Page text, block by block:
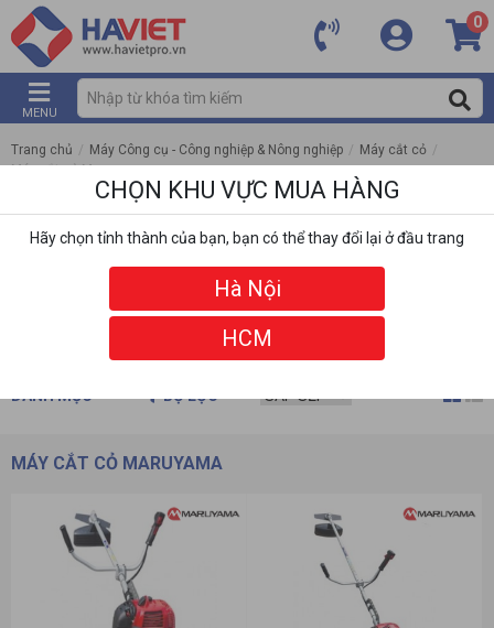
0
MENU
Trang chủ / Máy Công cụ - Công nghiệp & Nông nghiệp / Máy cắt cỏ /
Máy cắt cỏ Maruyama
DANH MỤC BỘ LỌC
MÁY CẮT CỎ MARUYAMA
CHỌN KHU VỰC MUA HÀNG
Hãy chọn tỉnh thành của bạn, bạn có thể thay đổi lại ở đầu trang
Hà Nội
HCM